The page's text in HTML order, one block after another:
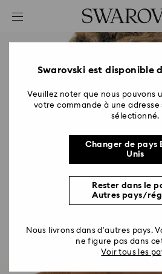
Accesskeys list
2 - FooterSwarovski est disponible
Veuillez noter que nous pouvons
votre commande à une adresse
sélectionné.
Changer de pays
Unis
Rester dans le
Autres pays/
Nous livrons dans d’autres pays.
ne figure pas dans
Voir tous les